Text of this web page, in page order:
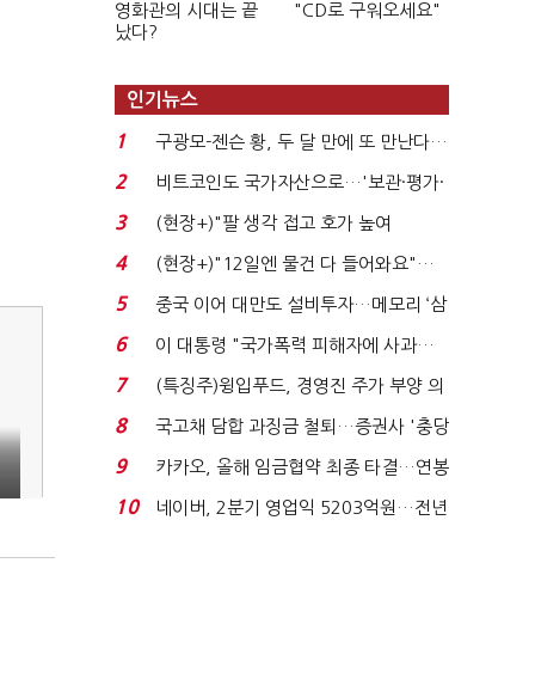
영화관의 시대는 끝
났다?
"CD로 구워오세요"
인기뉴스
1
구광모-젠슨 황, 두 달 만에 또 만난다…
로봇·AI 등 논...
2
비트코인도 국가자산으로…'보관·평가·
처분' 기준은 ...
3
(현장+)"팔 생각 접고 호가 높여
요"…'덜 똘똘한 한 채' 20...
4
(현장+)"12일엔 물건 다 들어와요"…
빈 매대 채우며 문 연 ...
5
중국 이어 대만도 설비투자…메모리 ‘삼
국전쟁’
6
이 대통령 "국가폭력 피해자에 사과…
적극적 조사로 진...
7
(특징주)윙입푸드, 경영진 주가 부양 의
지에 상한가...
8
국고채 담합 과징금 철퇴…증권사 '충당
금 폭탄' 우려...
9
카카오, 올해 임금협약 최종 타결…연봉
6.3% 인상·격려...
10
네이버, 2분기 영업익 5203억원…전년